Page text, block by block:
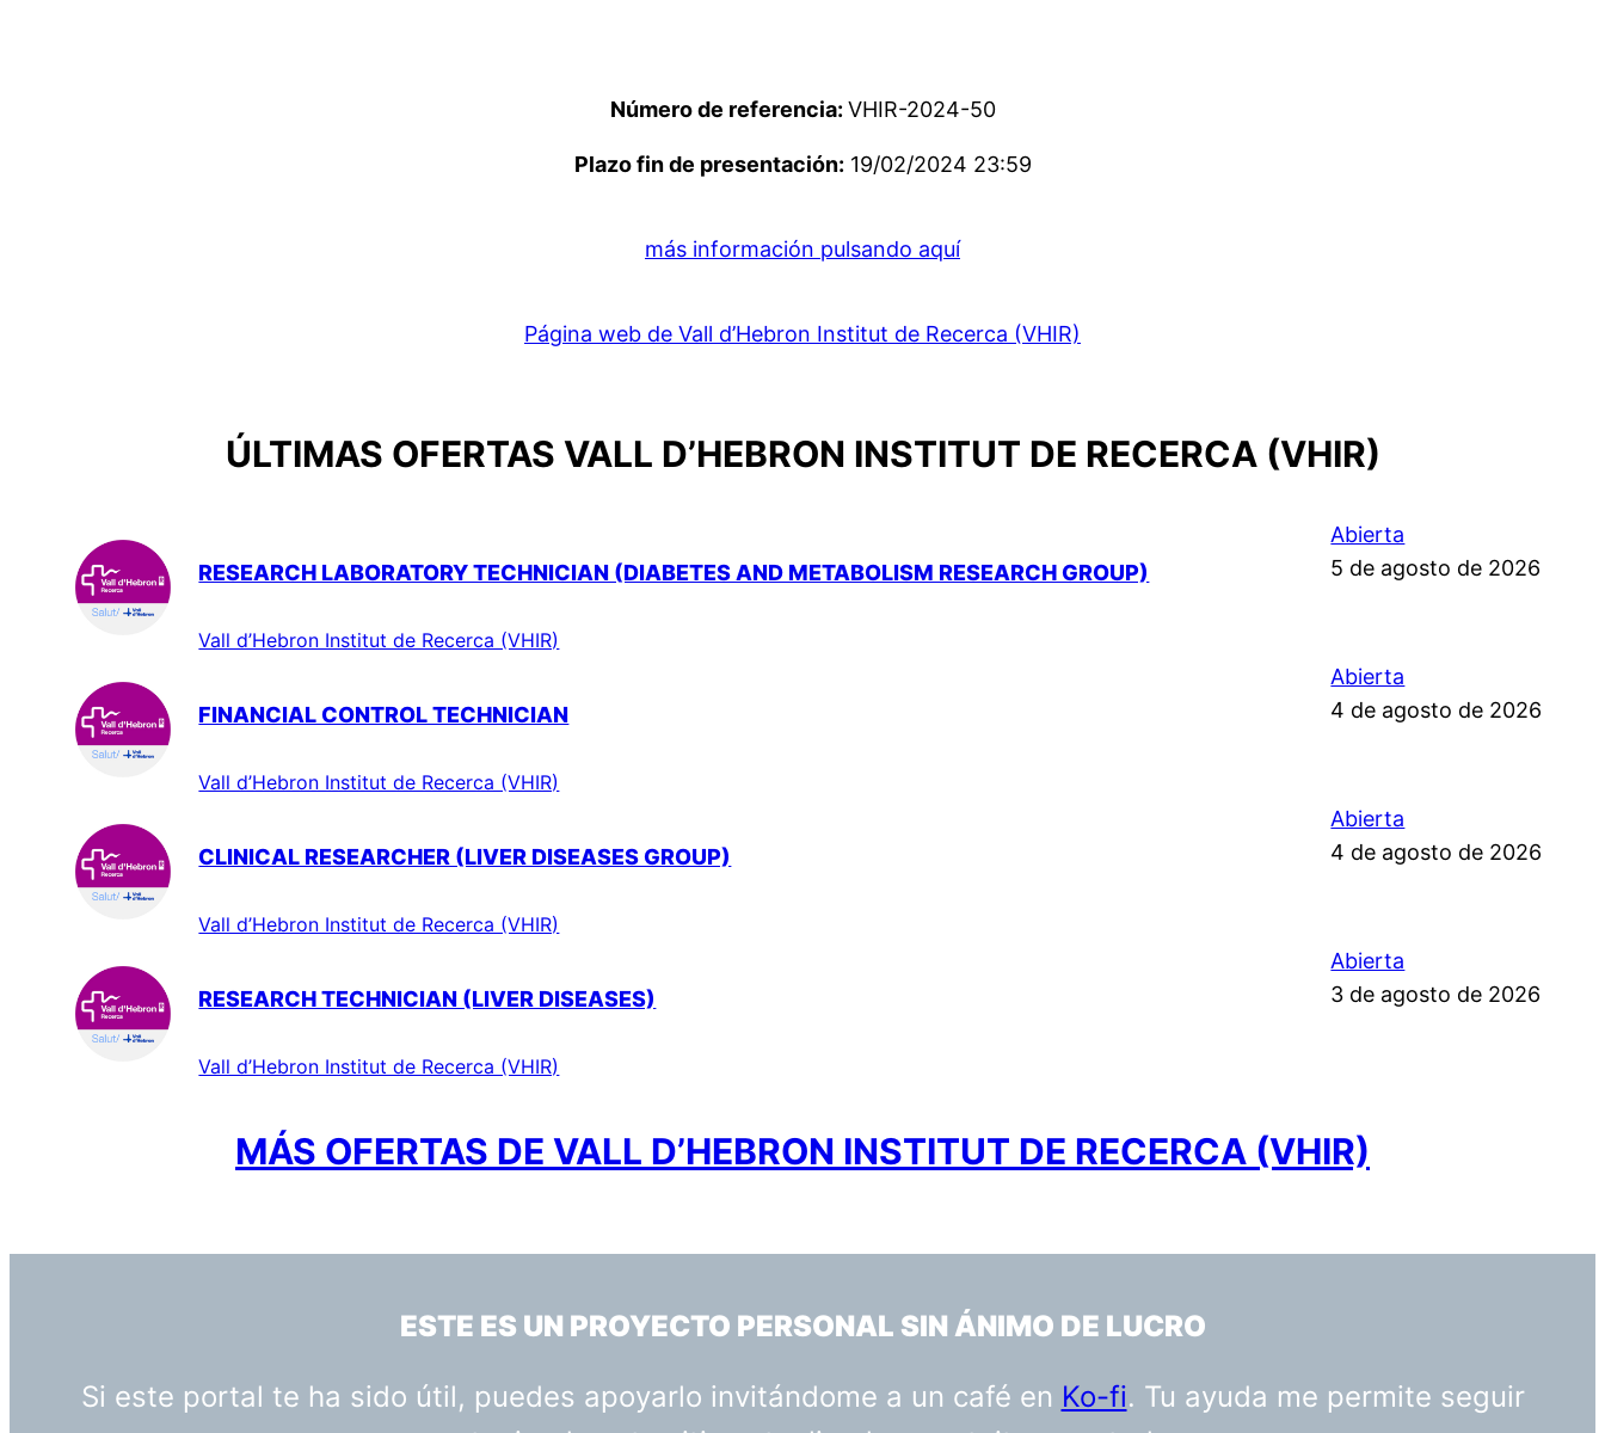
Número de referencia: VHIR-2024-50
Plazo fin de presentación: 19/02/2024 23:59
más información pulsando aquí
Página web de Vall d’Hebron Institut de Recerca (VHIR)
ÚLTIMAS OFERTAS VALL D’HEBRON INSTITUT DE RECERCA (VHIR)
RESEARCH LABORATORY TECHNICIAN (DIABETES AND METABOLISM RESEARCH GROUP)
Vall d’Hebron Institut de Recerca (VHIR)
Abierta
5 de agosto de 2026
FINANCIAL CONTROL TECHNICIAN
Vall d’Hebron Institut de Recerca (VHIR)
Abierta
4 de agosto de 2026
CLINICAL RESEARCHER (LIVER DISEASES GROUP)
Vall d’Hebron Institut de Recerca (VHIR)
Abierta
4 de agosto de 2026
RESEARCH TECHNICIAN (LIVER DISEASES)
Vall d’Hebron Institut de Recerca (VHIR)
Abierta
3 de agosto de 2026
MÁS OFERTAS DE VALL D’HEBRON INSTITUT DE RECERCA (VHIR)
ESTE ES UN PROYECTO PERSONAL SIN ÁNIMO DE LUCRO
Si este portal te ha sido útil, puedes apoyarlo invitándome a un café en Ko-fi. Tu ayuda me permite seguir